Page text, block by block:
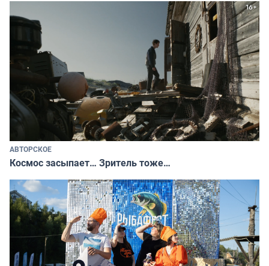
АВТОРСКОЕ
Космос засыпает… Зритель тоже…